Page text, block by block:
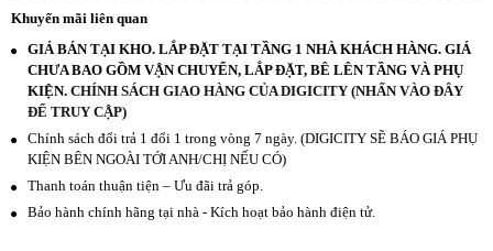
Khuyến mãi liên quan
GIÁ BÁN TẠI KHO. LẮP ĐẶT TẠI TẦNG 1 NHÀ KHÁCH HÀNG. GIÁ
CHƯA BAO GỒM VẬN CHUYỂN, LẮP ĐẶT, BÊ LÊN TẦNG VÀ PHỤ
KIỆN. CHÍNH SÁCH GIAO HÀNG CỦA DIGICITY (NHẤN VÀO ĐÂY
ĐỂ TRUY CẬP)
Chính sách đổi trả 1 đổi 1 trong vòng 7 ngày. (DIGICITY SẼ BÁO GIÁ PHỤ
KIỆN BÊN NGOÀI TỚI ANH/CHỊ NẾU CÓ)
Thanh toán thuận tiện – Ưu đãi trả góp.
Bảo hành chính hãng tại nhà - Kích hoạt bảo hành điện tử.